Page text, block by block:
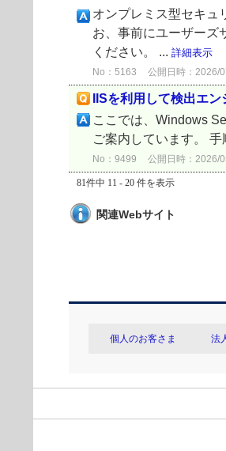
オンプレミス型セキュ
お、事前にユーザーズ
ください。 ... 詳細表示
No：5163 公開日時：2026/
IISを利用して検出エ
ここでは、Windows
ご案内しています。
No：9499 公開日時：2026/
81件中 11 - 20 件を表示
関連Webサイト
個人のお客さま 法